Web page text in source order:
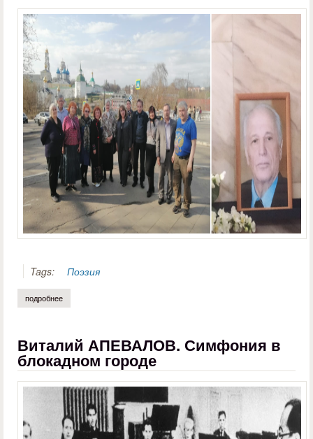
Tags: Поэзия
подробнее
Виталий АПЕВАЛОВ. Симфония в
блокадном городе